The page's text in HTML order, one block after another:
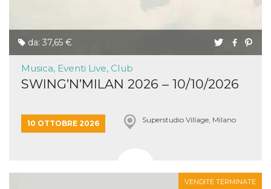
da: 37,65 €
Musica, Eventi Live, Club
SWING’N’MILAN 2026 – 10/10/2026
10 OTTOBRE 2026 Superstudio Village, Milano
VENDITE TERMINATE